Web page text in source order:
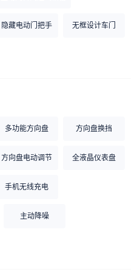
隐藏电动门把手 无框设计车门
多功能方向盘 方向盘换挡
方向盘电动调节 全液晶仪表盘
手机无线充电
主动降噪